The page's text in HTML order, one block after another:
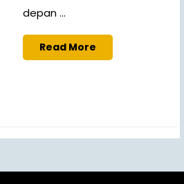
depan ...
Read More